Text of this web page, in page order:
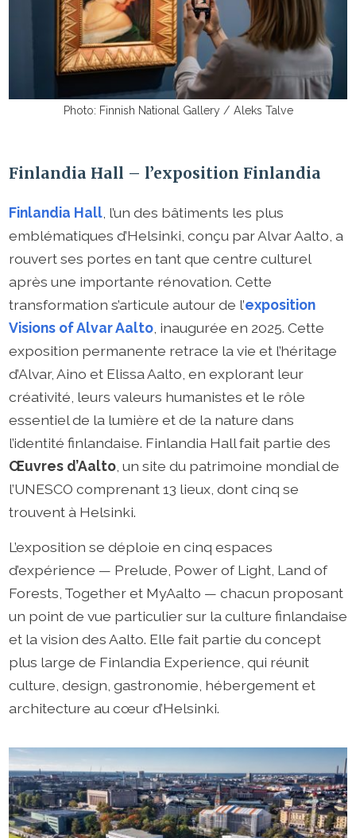
Photo: Finnish National Gallery / Aleks Talve
Finlandia Hall – l’exposition Finlandia
Finlandia Hall , l’un des bâtiments les plus
emblématiques d’Helsinki, conçu par Alvar Aalto, a
rouvert ses portes en tant que centre culturel
après une importante rénovation. Cette
transformation s’articule autour de l’exposition
Visions of Alvar Aalto , inaugurée en 2025. Cette
exposition permanente retrace la vie et l’héritage
d’Alvar, Aino et Elissa Aalto, en explorant leur
créativité, leurs valeurs humanistes et le rôle
essentiel de la lumière et de la nature dans
l’identité finlandaise. Finlandia Hall fait partie des
Œuvres d’Aalto , un site du patrimoine mondial de
l’UNESCO comprenant 13 lieux, dont cinq se
trouvent à Helsinki.
L’exposition se déploie en cinq espaces
d’expérience — Prelude, Power of Light, Land of
Forests, Together et MyAalto — chacun proposant
un point de vue particulier sur la culture finlandaise
et la vision des Aalto. Elle fait partie du concept
plus large de Finlandia Experience, qui réunit
culture, design, gastronomie, hébergement et
architecture au cœur d’Helsinki.